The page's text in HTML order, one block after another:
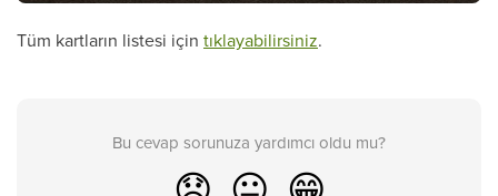
Tüm kartların listesi için tıklayabilirsiniz.
Bu cevap sorunuza yardımcı oldu mu?